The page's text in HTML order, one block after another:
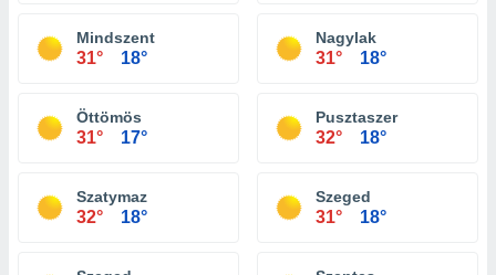
Mindszent
31° 18°
Nagylak
31° 18°
Öttömös
31° 17°
Pusztaszer
32° 18°
Szatymaz
32° 18°
Szeged
31° 18°